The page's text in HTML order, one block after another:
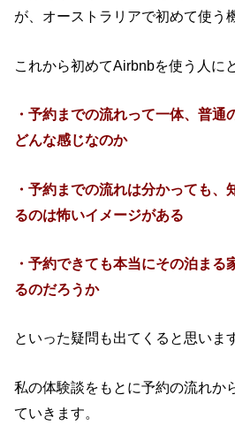
が、オーストラリアで初めて使う
これから初めてAirbnbを使う人に
・予約までの流れって一体、普通
どんな感じなのか
・予約までの流れは分かっても、
るのは怖いイメージがある
・予約できても本当にその泊まる
るのだろうか
といった疑問も出てくると思いま
私の体験談をもとに予約の流れか
ていきます。